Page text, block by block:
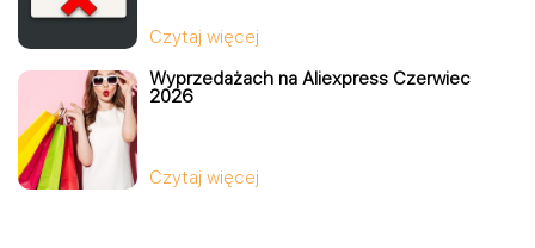
Czytaj więcej
Wyprzedażach na Aliexpress Czerwiec
2026
Czytaj więcej